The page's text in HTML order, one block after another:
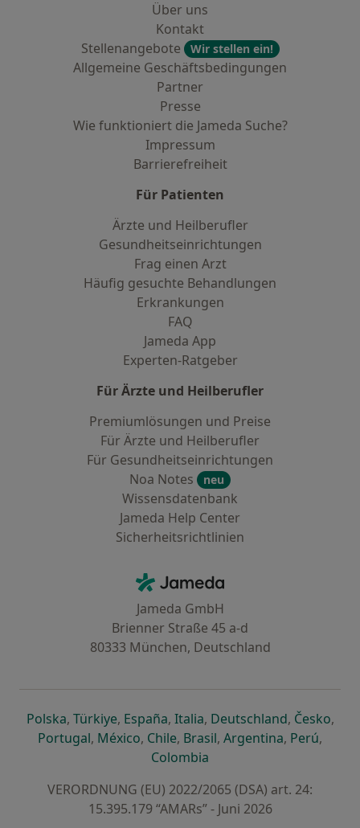
Über uns
Kontakt
Stellenangebote
Wir stellen ein!
Allgemeine Geschäftsbedingungen
Partner
Presse
Wie funktioniert die Jameda Suche?
Impressum
Barrierefreiheit
Für Patienten
Ärzte und Heilberufler
Gesundheitseinrichtungen
Frag einen Arzt
Häufig gesuchte Behandlungen
Erkrankungen
FAQ
Jameda App
Experten-Ratgeber
Für Ärzte und Heilberufler
Premiumlösungen und Preise
Für Ärzte und Heilberufler
Für Gesundheitseinrichtungen
Noa Notes
neu
Wissensdatenbank
Jameda Help Center
Sicherheitsrichtlinien
Jameda - Startseite
Jameda GmbH
Brienner Straße 45 a-d
80333 München, Deutschland
Polskaöffnet in einer neuen Registerkarte
, Türkiyeöffnet in einer neuen Registerkarte
, Españaöffnet in einer neuen
, Italiaöffnet in einer neuen
, Deutschlandöffnet in
, Česko,
Portugalöffnet in einer neuen Registerkarte
, Méxicoöffnet in einer neuen Registerkarte
, Chileöffnet in einer neuen
, Brasilöffnet in einer neuen
, Argentinaöffnet in
, Perúöffnet
,
Colombia
VERORDNUNG (EU) 2022/2065 (DSA) art. 24:
15.395.179 “AMARs” - Juni 2026